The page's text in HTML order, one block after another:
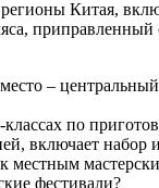
Китая,
–
по
включает набор
местным
фестивали?